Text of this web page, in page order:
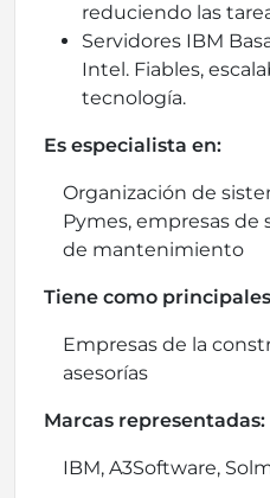
reduciendo las
Servidores IBM
Intel. Fiables,
tecnología.
Es especialista en:
Organización de
Pymes, empresas de
de mantenimiento
Tiene como
Empresas de la
asesorías
Marcas representadas:
IBM, A3Software,